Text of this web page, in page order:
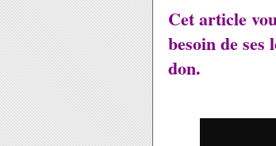
Cet article
besoin de
don.